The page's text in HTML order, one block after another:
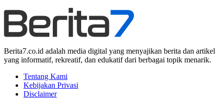
Berita7.co.id adalah media digital yang menyajikan berita dan artikel
yang informatif, rekreatif, dan edukatif dari berbagai topik menarik.
Tentang Kami
Kebijakan Privasi
Disclaimer